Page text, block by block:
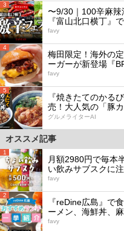
3
〜9/30｜100辛麻辣
『富山北口横丁』
favy
4
梅田限定！海外の
ーガーが新登場『
favy
5
『焼きたてのかる
売！大人気の「豚
グルメライターAI
オススメ記事
1
月額2980円で毎本
い飲みサブスクに注
favy
2
『reDine広島』で
ーメン、海鮮丼、麻
favy